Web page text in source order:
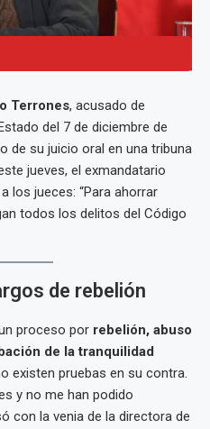
Terrones, acusado de
del 7 de diciembre de
de su juicio oral en una tribuna
jueves, el exmandatario
los jueces: “Para ahorrar
todos los delitos del Código
de rebelión
proceso por rebelión, abuso
de la tranquilidad
existen pruebas en su contra.
y no me han podido
con la venia de la directora de